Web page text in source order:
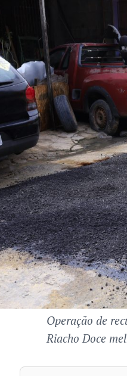
Operação de
Riacho Doce